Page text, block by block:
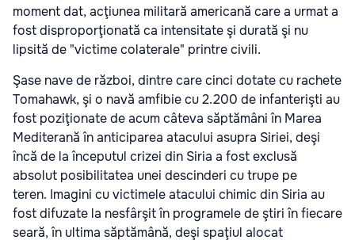
moment dat, acţiunea militară americană care a urmat a
fost disproporţionată ca intensitate şi durată şi nu
lipsită de "victime colaterale" printre civili.
Şase nave de război, dintre care cinci dotate cu rachete
Tomahawk, şi o navă amfibie cu 2.200 de infanterişti au
fost poziţionate de acum câteva săptămâni în Marea
Mediterană în anticiparea atacului asupra Siriei, deşi
încă de la începutul crizei din Siria a fost exclusă
absolut posibilitatea unei descinderi cu trupe pe
teren. Imagini cu victimele atacului chimic din Siria au
fost difuzate la nesfârşit în programele de ştiri în fiecare
seară, în ultima săptămână, deşi spaţiul alocat